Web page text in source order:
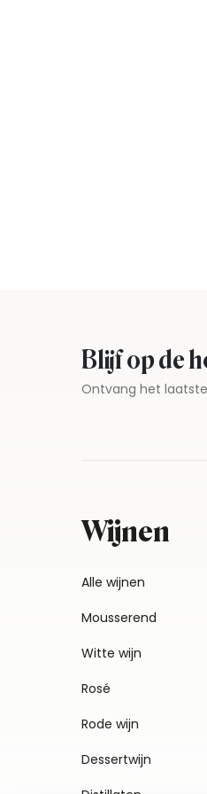
Blijf op de
Ontvang het
Wijnen
Alle wijnen
Mousserend
Witte wijn
Rosé
Rode wijn
Dessertwijn